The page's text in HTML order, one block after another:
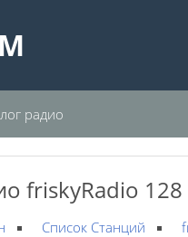
радио
friskyRadio
Список Станций